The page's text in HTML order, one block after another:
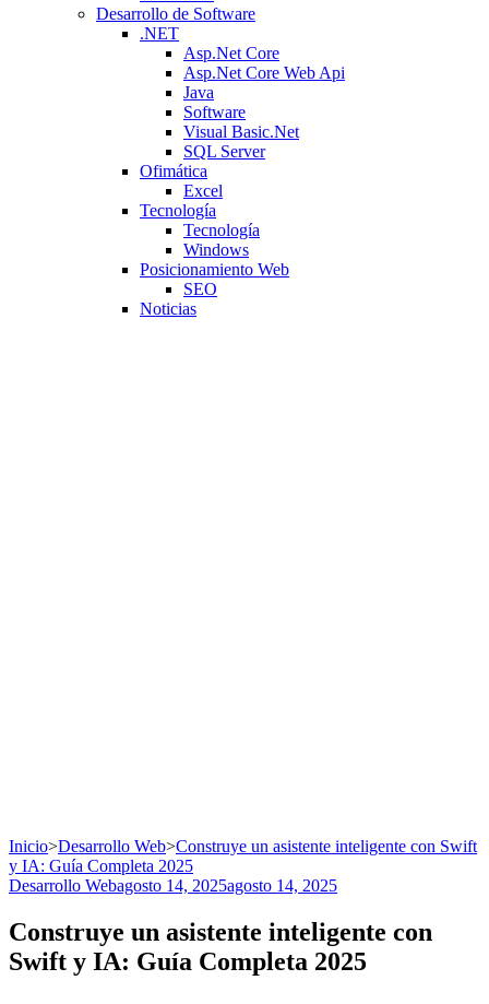
Desarrollo de Software
.NET
Asp.Net Core
Asp.Net Core Web Api
Java
Software
Visual Basic.Net
SQL Server
Ofimática
Excel
Tecnología
Tecnología
Windows
Posicionamiento Web
SEO
Noticias
Inicio>Desarrollo Web>Construye un asistente inteligente con Swift
y IA: Guía Completa 2025
Desarrollo Webagosto 14, 2025agosto 14, 2025
Construye un asistente inteligente con
Swift y IA: Guía Completa 2025